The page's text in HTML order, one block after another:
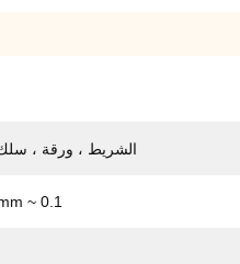
الشريط ، ورقة ، سلك
0.1 ~ 20mm خ